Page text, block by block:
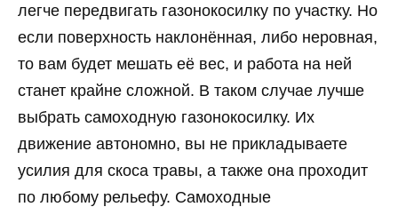
легче передвигать газонокосилку по участку. Но
если поверхность наклонённая, либо неровная,
то вам будет мешать её вес, и работа на ней
станет крайне сложной. В таком случае лучше
выбрать самоходную газонокосилку. Их
движение автономно, вы не прикладываете
усилия для скоса травы, а также она проходит
по любому рельефу. Самоходные